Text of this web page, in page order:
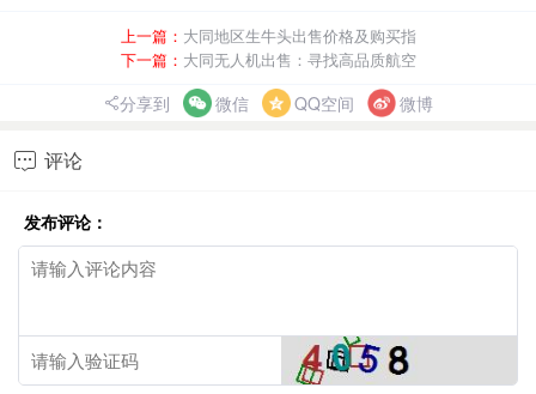
上一篇： 大同地区生牛头出售价格及购买指
下一篇： 大同无人机出售：寻找高品质航空
分享到 微信 QQ空间 微博
 评论
发布评论：